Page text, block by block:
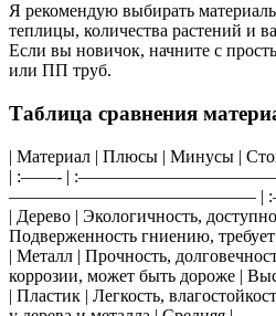
Я рекомендую выбирать
теплицы, количества растений и
Если вы новичок, начните с
или ПП труб.
Таблица сравнения
| Материал | Плюсы | Минусы |
| :——- |
—————————————— |
| Дерево | Экологичность,
Подверженность гниению,
| Металл | Прочность,
коррозии, может быть дороже |
| Пластик | Легкость,